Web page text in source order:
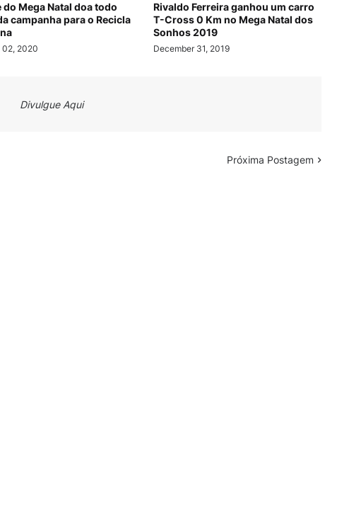
do Mega Natal doa todo
campanha para o Recicla
2020
Rivaldo Ferreira ganhou um carro
T-Cross 0 Km no Mega Natal dos
Sonhos 2019
December 31, 2019
Divulgue Aqui
Próxima Postagem